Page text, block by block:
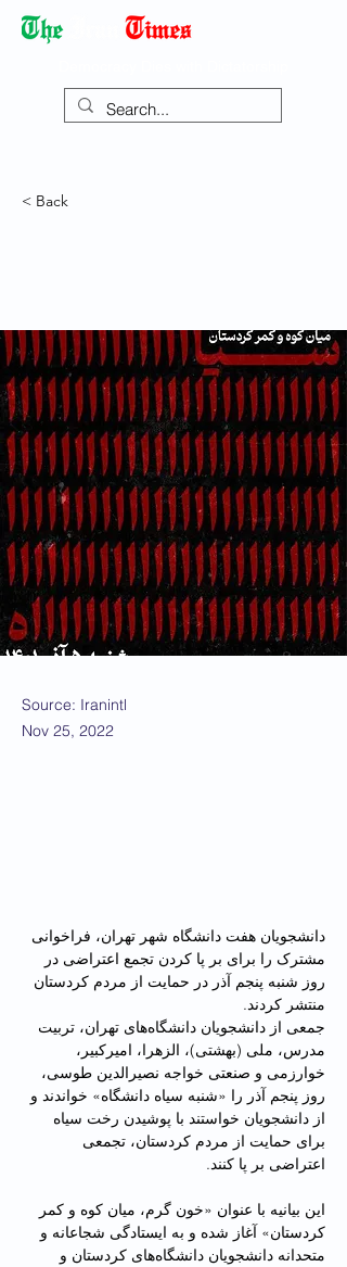
< Back
Source: Iranintl
Nov 25, 2022
دانشجویان هفت دانشگاه شهر تهران، فراخوانی
مشترک را برای بر پا کردن تجمع اعتراضی در
روز شنبه پنجم آذر در حمایت از مردم کردستان
منتشر کردند.
جمعی از دانشجویان دانشگاه‌های تهران، تربیت
مدرس، ملی (بهشتی)، الزهرا، امیرکبیر،
خوارزمی و صنعتی خواجه نصیرالدین طوسی،
روز پنجم آذر را «شنبه سیاه دانشگاه» خواندند و
از دانشجویان خواستند با پوشیدن رخت سیاه
برای حمایت از مردم کردستان، تجمعی
اعتراضی بر پا کنند.
این بیانیه با عنوان «خون گرم، میان کوه و کمر
کردستان» آغاز شده و به ایستادگی شجاعانه و
متحدانه دانشجویان دانشگاه‌های کردستان و